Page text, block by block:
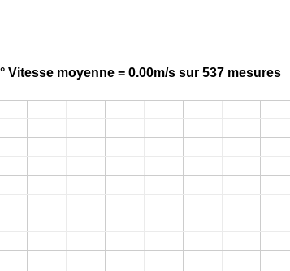
Vitesse moyenne = 0.00m/s sur 537 mesures